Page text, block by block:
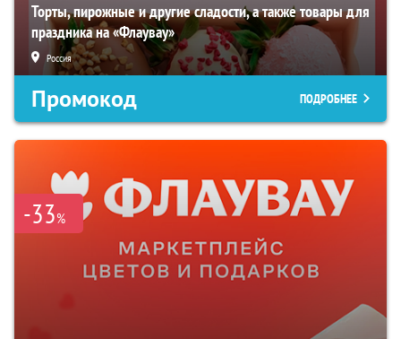
Торты, пирожные и другие сладости, а также товары для
праздника на «Флаувау»
Россия
Промокод ПОДРОБНЕЕ
-33%